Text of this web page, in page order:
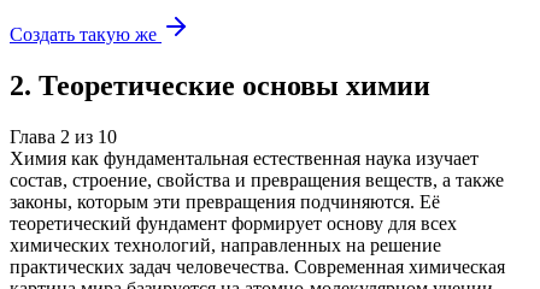
Создать такую же
2. Теоретические основы химии
Глава 2 из 10
Химия как фундаментальная естественная наука изучает
состав, строение, свойства и превращения веществ, а также
законы, которым эти превращения подчиняются. Её
теоретический фундамент формирует основу для всех
химических технологий, направленных на решение
практических задач человечества. Современная химическая